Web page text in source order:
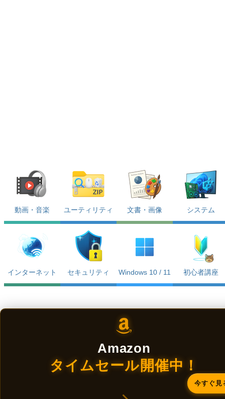
動画・音楽 ユーティリティ 文書・画像 システム
インターネット セキュリティ Windows 10 / 11 初心者講座
Amazon
タイムセール開催中！
今すぐ見